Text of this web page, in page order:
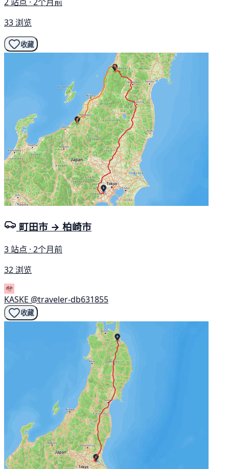
33 浏览
收藏
町田市 → 柏崎市
3 站点 · 2个月前
32 浏览
KASKE @traveler-db631855
收藏